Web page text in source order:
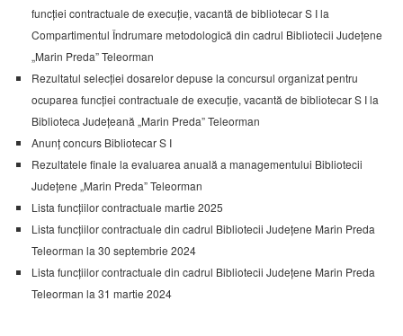
funcției contractuale de execuție, vacantă de bibliotecar S I la
Compartimentul Îndrumare metodologică din cadrul Bibliotecii Județene
„Marin Preda” Teleorman
Rezultatul selecției dosarelor depuse la concursul organizat pentru
ocuparea funcției contractuale de execuție, vacantă de bibliotecar S I la
Biblioteca Județeană „Marin Preda” Teleorman
Anunț concurs Bibliotecar S I
Rezultatele finale la evaluarea anuală a managementului Bibliotecii
Județene „Marin Preda” Teleorman
Lista funcțiilor contractuale martie 2025
Lista funcțiilor contractuale din cadrul Bibliotecii Județene Marin Preda
Teleorman la 30 septembrie 2024
Lista funcțiilor contractuale din cadrul Bibliotecii Județene Marin Preda
Teleorman la 31 martie 2024